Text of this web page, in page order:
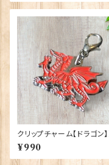
クリップチャーム【ドラゴン
o Stick 90193-I〔WCOC2
¥990